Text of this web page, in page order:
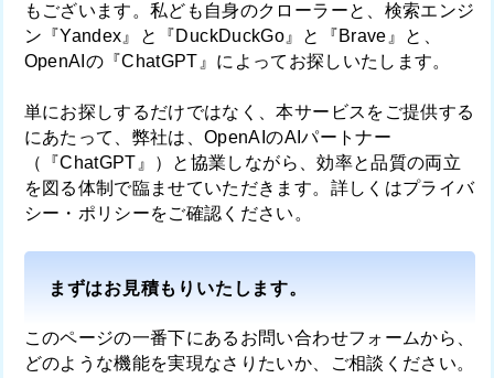
もございます。私ども自身のクローラーと、検索エンジ
ン『Yandex 』と『DuckDuckGo』と『Brave 』と、
OpenAIの『ChatGPT 』によってお探しいたします。
単にお探しするだけではなく、本サービスをご提供する
にあたって、弊社は、OpenAIのAIパートナー
（『ChatGPT 』）と協業しながら、効率と品質の両立
を図る体制で臨ませていただきます。詳しくはプライバ
シー・ポリシーをご確認ください。
まずはお見積もりいたします。
このページの一番下にあるお問い合わせフォームから、
どのような機能を実現なさりたいか、ご相談ください。